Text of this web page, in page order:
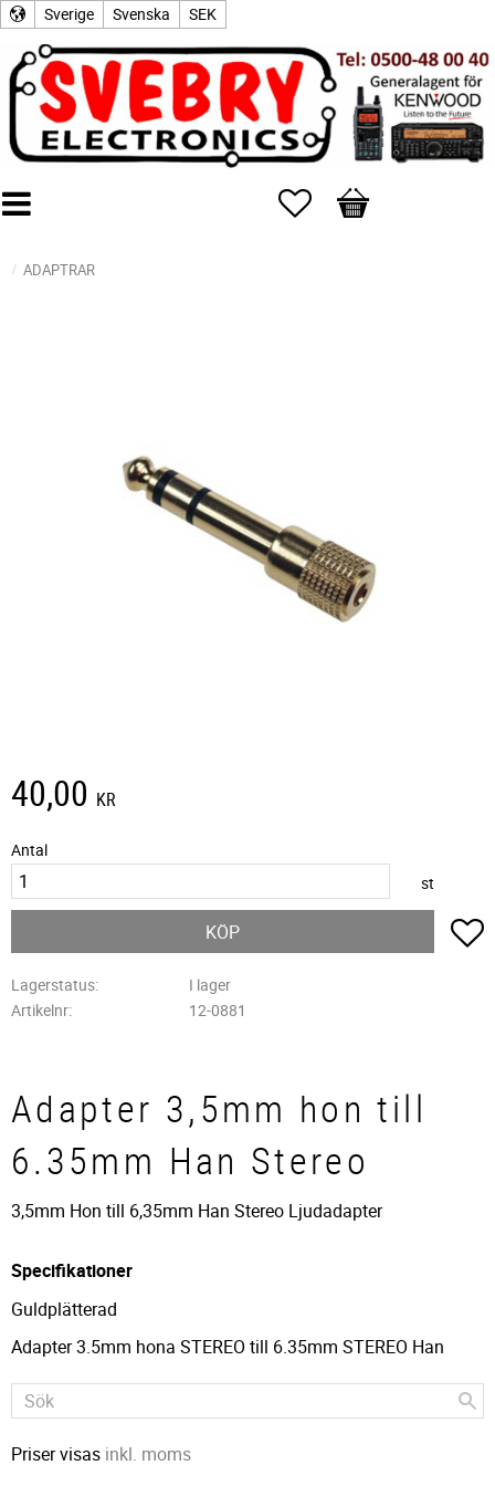
Sverige Svenska SEK
Favoriter
Kundvagn
ADAPTRAR
40,00 KR
Antal
st
KÖP
Lagerstatus
I lager
Artikelnr
12-0881
Adapter 3,5mm hon till
6.35mm Han Stereo
3,5mm Hon till 6,35mm Han Stereo Ljudadapter
Specifikationer
Guldplätterad
Adapter 3.5mm hona STEREO till 6.35mm STEREO Han
Priser visas inkl. moms